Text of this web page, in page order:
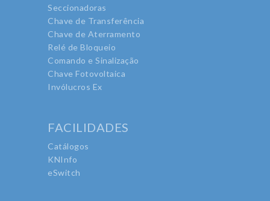
Seccionadoras
Chave de Transferência
Chave de Aterramento
Relé de Bloqueio
Comando e Sinalização
Chave Fotovoltaica
Invólucros Ex
FACILIDADES
Catálogos
KNInfo
eSwitch